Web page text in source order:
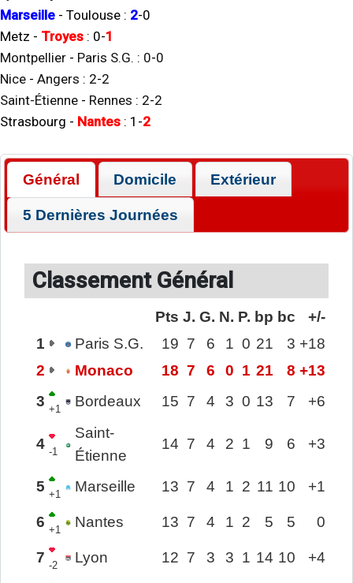
Marseille - Toulouse : 2-0
Metz - Troyes : 0-1
Montpellier - Paris S.G. : 0-0
Nice - Angers : 2-2
Saint-Étienne - Rennes : 2-2
Strasbourg - Nantes : 1 -2
Général Domicile Extérieur
5 Dernières Journées
Classement Général
Pts J. G. N. P. bp bc
+/-
1
Paris S.G. 19 7 6 1 0 21 3 +18
2
Monaco 18 7 6 0 1 21 8 +13
3 +1 Bordeaux 15 7 4 3 0 13 7 +6
4 -1
Saint-
Étienne
14 7 4 2 1 9 6 +3
5 +1 Marseille 13 7 4 1 2 11 10 +1
6 +1 Nantes 13 7 4 1 2 5 5 0
7 -2 Lyon 12 7 3 3 1 14 10 +4